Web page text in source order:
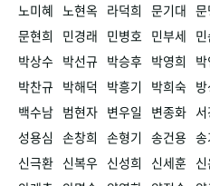
노미혜 노현옥 라덕희 문기대 문
문현희
민경래 민병호 민부세
박상수 박선규 박승후 박영희
박찬규 박해덕 박흥기 박희숙
백수남 범현자 변우일 변종화
성용심 손창희 손형기 송건용 송
신극환 신복우 신성희 신세훈